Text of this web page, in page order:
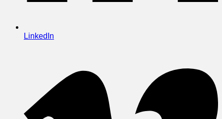
LinkedIn